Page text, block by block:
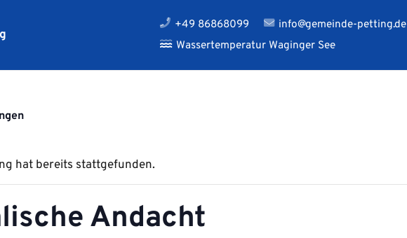
+49 86868099 info@gemeinde-petting.de
Wassertemperatur Waginger See
hat bereits stattgefunden.
Andacht